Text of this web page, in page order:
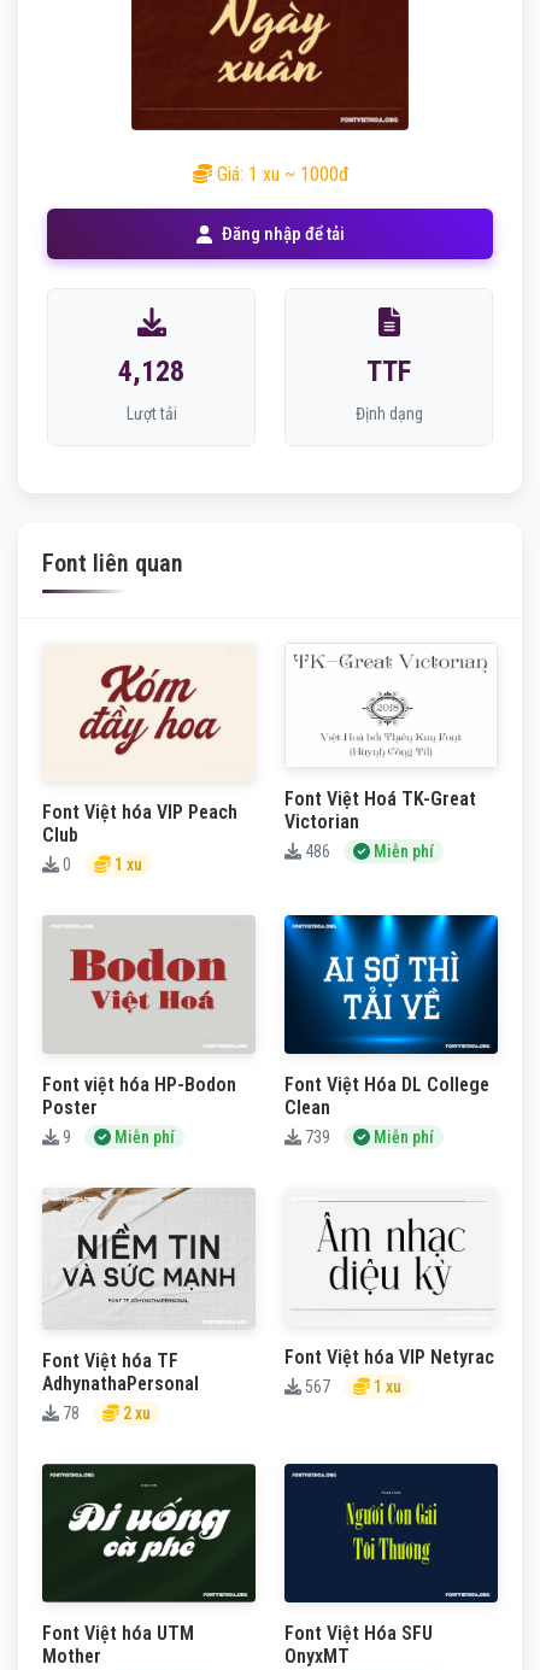
Giá: 1 xu ~ 1000đ
Đăng nhập để tải
4,128
Lượt tải
TTF
Định dạng
Font liên quan
Font Việt hóa VIP Peach
Club
0 1 xu
Font Việt Hoá TK-Great
Victorian
486 Miễn phí
Font việt hóa HP-Bodon
Poster
9 Miễn phí
Font Việt Hóa DL College
Clean
739 Miễn phí
Font Việt hóa TF
AdhynathaPersonal
78 2 xu
Font Việt hóa VIP Netyrac
567 1 xu
Font Việt hóa UTM
Mother
Font Việt Hóa SFU
OnyxMT